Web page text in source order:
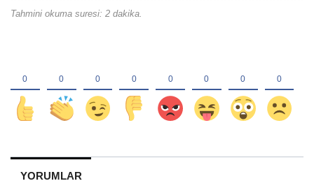
Tahmini okuma suresi: 2 dakika.
YORUMLAR